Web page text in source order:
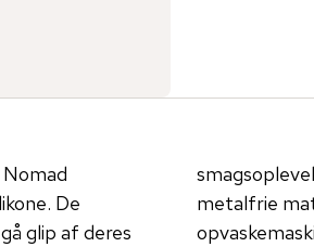
De
glip af deres
metalfrie